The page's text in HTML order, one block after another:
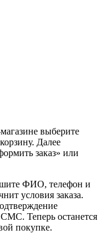
выберите
Далее
заказ» или
ФИО, телефон и
условия заказа.
Теперь останется
покупке.